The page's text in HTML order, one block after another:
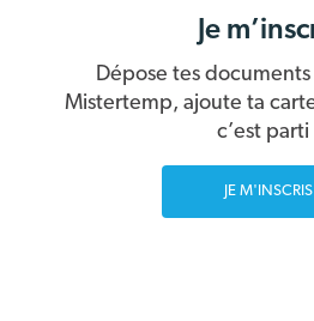
Je
Dépose tes
Mistertemp, ajoute ta
c’est parti
JE M'INSCRIS